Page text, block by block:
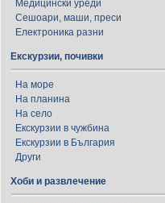
Медицински уреди
Сешоари, маши, преси
Електроника разни
Екскурзии, почивки
На море
На планина
На село
Екскурзии в чужбина
Екскурзии в България
Други
Хоби и развлечение